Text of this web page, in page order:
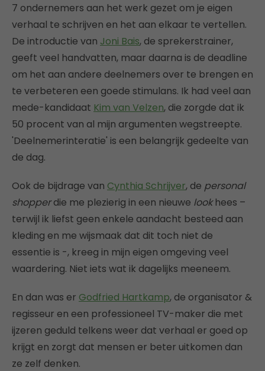
7 ondernemers aan het werk gezet om je eigen
verhaal te schrijven en het aan elkaar te vertellen.
De introductie van Joni Bais, de sprekerstrainer,
geeft veel handvatten, maar daarna is de deadline
om het aan andere deelnemers over te brengen en
te verbeteren een goede stimulans. Ik had veel aan
mede-kandidaat Kim van Velzen, die zorgde dat ik
50 procent van al mijn argumenten wegstreepte.
'Deelnemerinteratie' is een belangrijk gedeelte van
de dag.
Ook de bijdrage van Cynthia Schrijver, de personal
shopperdie me plezierig in een nieuwe lookhees –
terwijl ik liefst geen enkele aandacht besteed aan
kleding en me wijsmaak dat dit toch niet de
essentie is -, kreeg in mijn eigen omgeving veel
waardering. Niet iets wat ik dagelijks meeneem.
En dan was er Godfried Hartkamp, de organisator &
regisseur en een professioneel TV-maker die met
ijzeren geduld telkens weer dat verhaal er goed op
krijgt en zorgt dat mensen er beter uitkomen dan
ze zelf denken.